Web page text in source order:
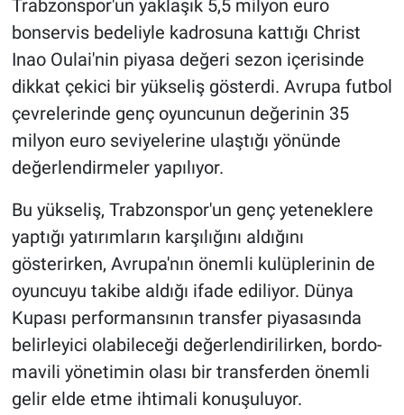
Trabzonspor'un yaklaşık 5,5 milyon euro
bonservis bedeliyle kadrosuna kattığı Christ
Inao Oulai'nin piyasa değeri sezon içerisinde
dikkat çekici bir yükseliş gösterdi. Avrupa futbol
çevrelerinde genç oyuncunun değerinin 35
milyon euro seviyelerine ulaştığı yönünde
değerlendirmeler yapılıyor.
Bu yükseliş, Trabzonspor'un genç yeteneklere
yaptığı yatırımların karşılığını aldığını
gösterirken, Avrupa'nın önemli kulüplerinin de
oyuncuyu takibe aldığı ifade ediliyor. Dünya
Kupası performansının transfer piyasasında
belirleyici olabileceği değerlendirilirken, bordo-
mavili yönetimin olası bir transferden önemli
gelir elde etme ihtimali konuşuluyor.